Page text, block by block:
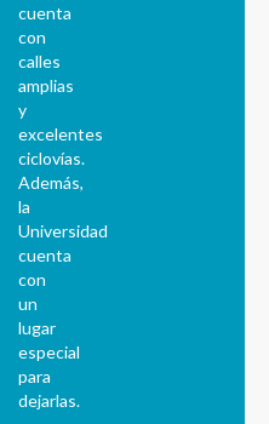
cuenta
con
calles
amplias
y
excelentes
ciclovías.
Además,
la
Universidad
cuenta
con
un
lugar
especial
para
dejarlas.